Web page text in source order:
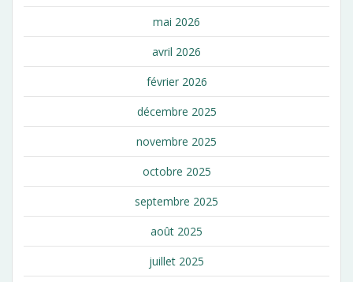
mai 2026
avril 2026
février 2026
décembre 2025
novembre 2025
octobre 2025
septembre 2025
août 2025
juillet 2025